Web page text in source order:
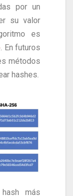
por un
su valor
es
. En futuros
métodos
hashes.
más